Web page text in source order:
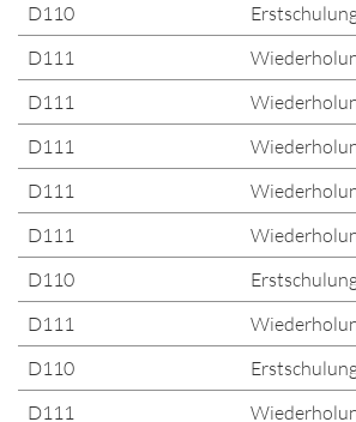
D110
D111
D111
D111
D111
D111
D110
D111
D110
D111